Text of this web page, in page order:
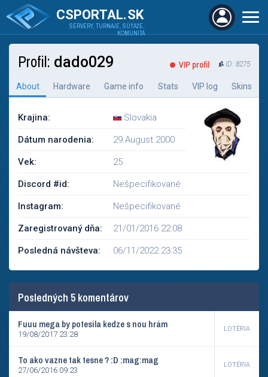
CSPORTAL.SK
SERVERY, TURNAJE, SÚŤAŽE,
KOMUNITA
Profil: dado029 VIP profil ID: 8275
About Hardware Game info Stats VIP log Skins
Krajina: Slovakia
Dátum narodenia: 29.August.2000
Vek: 25
Discord #id: Nešpecifikované
Instagram: Nešpecifikované
Zaregistrovaný dňa: 21/01/2016 22:08
Posledná návšteva: 06/11/2022 23:35
Posledných 5 komentárov
Fuuu mega by potesila kedze s nou hrám
19/08/2017 23:28
LOTÉRIA
To ako vazne tak tesne ? :D :mag:mag
27/06/2016 09:23
LOTÉRIA